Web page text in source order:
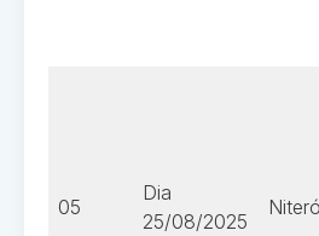
05
Dia
25/08/2025